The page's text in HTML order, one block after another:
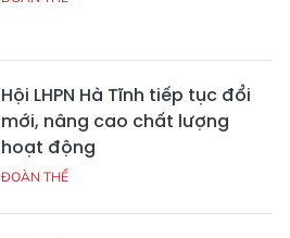
Hội LHPN Hà Tĩnh tiếp tục đổi
mới, nâng cao chất lượng
hoạt động
ĐOÀN THỂ